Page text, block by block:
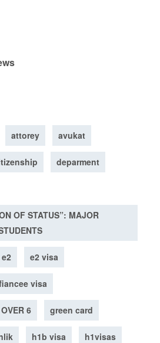
attorey avukat
deparment
OF STATUS”: MAJOR
e2 e2 visa
visa
6 green card
h1b visa h1visas